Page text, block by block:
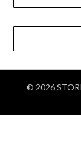
© 2026